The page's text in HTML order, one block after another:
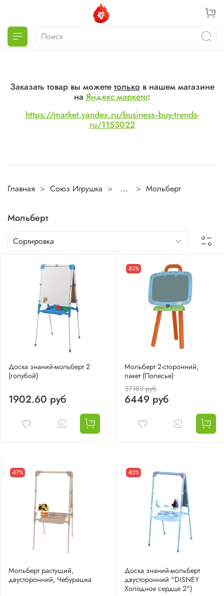
Заказать товар вы можете только в нашем магазине
на Яндекс маркете:
https://market.yandex.ru/business--buy-trends-
ru/1153022
Главная Союз Игрушка ... Мольберт
Мольберт
Доска знаний-мольберт 2
(голубой)
1902.60 руб
-83%
Мольберт 2-сторонний,
пакет (Полесье)
37189 руб
6449 руб
-87%
Мольберт растущий,
двусторонний, Чебурашка
-83%
Доска знаний-мольберт
двусторонний "DISNEY
Холодное сердце 2")